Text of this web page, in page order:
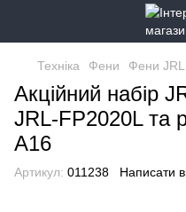
Техніка Фени Фени JRL
Акційний набір
JRL-FP2020L та
A16
Артикул: 011238 Написати